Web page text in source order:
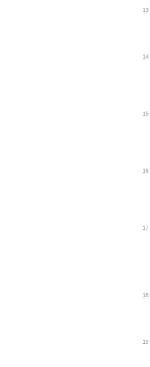
13
14
15
16
17
18
19